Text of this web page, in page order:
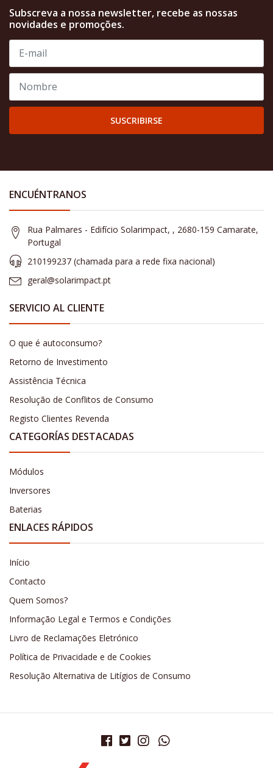
Subscreva a nossa newsletter, recebe as nossas
novidades e promoções.
SUSCRIBIRSE
ENCUÉNTRANOS
Rua Palmares - Edifício Solarimpact, , 2680-159 Camarate,
Portugal
210199237 (​chamada para a rede fixa nacional)
geral@solarimpact.pt
SERVICIO AL CLIENTE
O que é autoconsumo?
Retorno de Investimento
Assistência Técnica
Resolução de Conflitos de Consumo
Registo Clientes Revenda
CATEGORÍAS DESTACADAS
Módulos
Inversores
Baterias
ENLACES RÁPIDOS
Início
Contacto
Quem Somos?
Informação Legal e Termos e Condições
Livro de Reclamações Eletrónico
Política de Privacidade e de Cookies
Resolução Alternativa de Litígios de Consumo